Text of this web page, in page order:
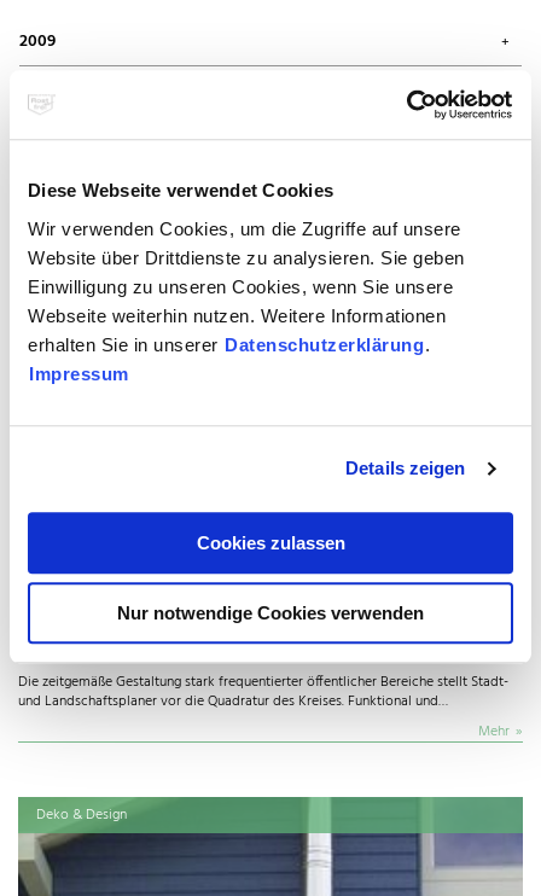
Diese Webseite verwendet Cookies
Wir verwenden Cookies, um die Zugriffe auf unsere
Website über Drittdienste zu analysieren. Sie geben
Einwilligung zu unseren Cookies, wenn Sie unsere
Webseite weiterhin nutzen. Weitere Informationen
erhalten Sie in unserer Datenschutzerklärung.
Impressum
Details zeigen
Cookies zulassen
Nur notwendige Cookies verwenden
August 2010 (2)
Juli 2010 (1)
Mai 2010 (3)
April 2010 (1)
2009
September 2009 (1)
Juli 2009 (1)
Juni 2009 (1)
März 2009 (2)
2008
Oktober 2008 (4)
Nachrichten aus 11/2011
Es sind 3 Presseberichte verfügbar
Deko & Design
In den Hauptrollen: Richtige
Legierung und Oberfläche
Die zeitgemäße Gestaltung stark frequentierter öffentlicher Bereiche stellt Stadt-
und Landschaftsplaner vor die Quadratur des Kreises. Funktional und…
Mehr
Deko & Design